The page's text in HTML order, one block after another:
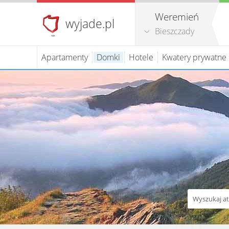
wyjade.pl Weremień
Bieszczady
Apartamenty Domki Hotele Kwatery prywatne